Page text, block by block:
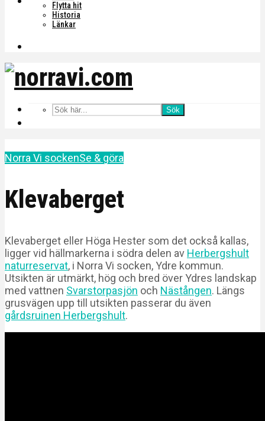
Flytta hit
Historia
Länkar
Sök
Norra Vi sockenSe & göra
Klevaberget
Klevaberget eller Höga Hester som det också kallas,
ligger vid hällmarkerna i södra delen av Herbergshult
naturreservat, i Norra Vi socken, Ydre kommun.
Utsikten är utmärkt, hög och bred över Ydres landskap
med vattnen Svarstorpasjön och Nästången. Längs
grusvägen upp till utsikten passerar du även
gårdsruinen Herbergshult.